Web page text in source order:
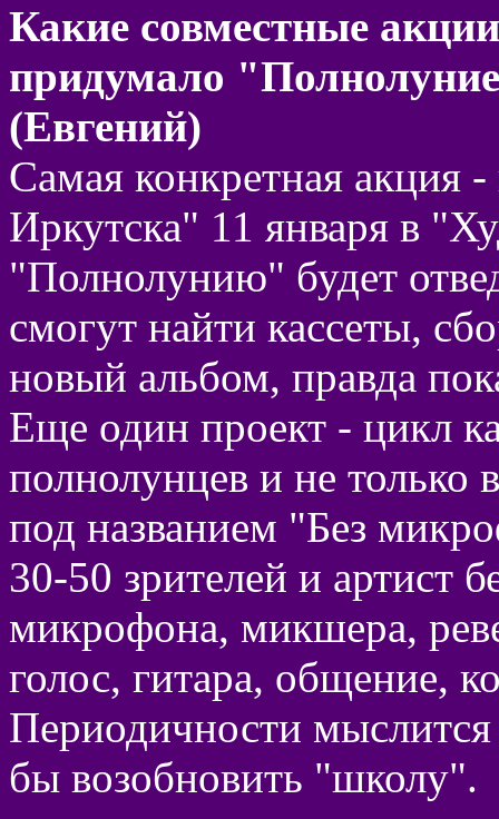
Какие совместные
придумало
(Евгений)
Самая конкретная акция
Иркутска" 11 января в
"Полнолунию" будет
смогут найти кассеты,
новый альбом, правда
Еще один проект - цикл
полнолунцев и не
под названием "Без
30-50 зрителей и артист
микрофона, микшера,
голос, гитара, общение,
Периодичности
бы возобновить "школу".